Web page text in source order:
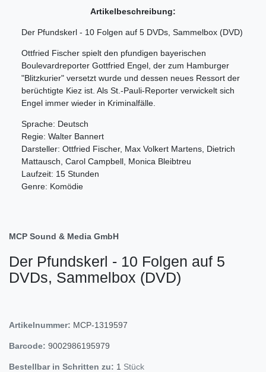
Artikelbeschreibung:
Der Pfundskerl - 10 Folgen auf 5 DVDs, Sammelbox (DVD)
Ottfried Fischer spielt den pfundigen bayerischen
Boulevardreporter Gottfried Engel, der zum Hamburger
"Blitzkurier" versetzt wurde und dessen neues Ressort der
berüchtigte Kiez ist. Als St.-Pauli-Reporter verwickelt sich
Engel immer wieder in Kriminalfälle.
Sprache: Deutsch
Regie: Walter Bannert
Darsteller: Ottfried Fischer, Max Volkert Martens, Dietrich
Mattausch, Carol Campbell, Monica Bleibtreu
Laufzeit: 15 Stunden
Genre: Komödie
MCP Sound & Media GmbH
Der Pfundskerl - 10 Folgen auf 5
DVDs, Sammelbox (DVD)
Artikelnummer: MCP-1319597
Barcode: 9002986195979
Bestellbar in Schritten zu: 1 Stück